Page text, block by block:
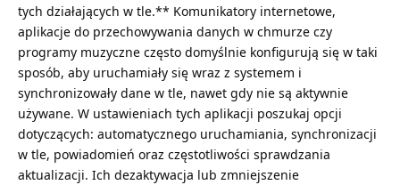
tych działających w tle.** Komunikatory internetowe,
aplikacje do przechowywania danych w chmurze czy
programy muzyczne często domyślnie konfigurują się w taki
sposób, aby uruchamiały się wraz z systemem i
synchronizowały dane w tle, nawet gdy nie są aktywnie
używane. W ustawieniach tych aplikacji poszukaj opcji
dotyczących: automatycznego uruchamiania, synchronizacji
w tle, powiadomień oraz częstotliwości sprawdzania
aktualizacji. Ich dezaktywacja lub zmniejszenie